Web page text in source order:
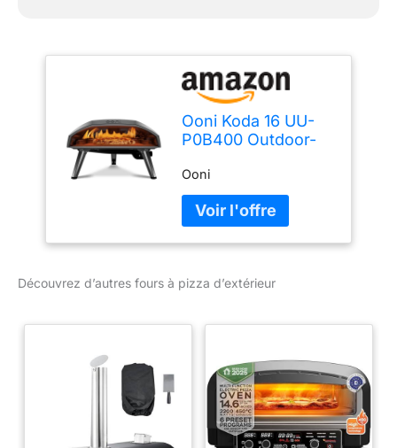
Ooni Koda 16 UU-
P0B400 Outdoor-
Ooni
Découvrez d’autres fours à pizza d’extérieur